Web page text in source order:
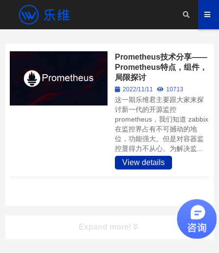
Prometheus技术分享——
Prometheus特点，组件，
局限探讨
2022/11/11 10713
这一期乐维君主要跟大家来探
讨新一代的开源监控
prometheus，我们知道 zabbix
在监控界占有不可撼动的地
位，功能强大。但是对容器监
控显得力不从心。为解决监...
View details
Expand more!